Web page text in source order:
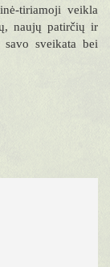
tiriamoji veikla
naujų patirčių ir
sveikata bei